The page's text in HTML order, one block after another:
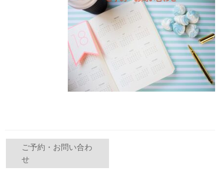
稿
ご予約・お問い合わ
せ